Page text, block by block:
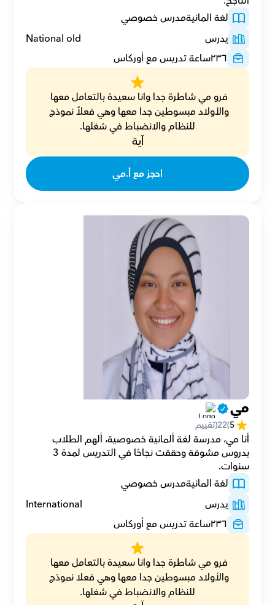
لغة المانيةمدرس خصوصي
يدرس
National old
٢٣٦ساعة تدريس مع أوركاس
للنظام والانضباط في شغلها.
آية
احجز مع أ.مي
مي
5
(
22(تقييم
سنوات.
لغة المانيةمدرس خصوصي
يدرس
International
٢٣٦ساعة تدريس مع أوركاس
للنظام والانضباط في شغلها.